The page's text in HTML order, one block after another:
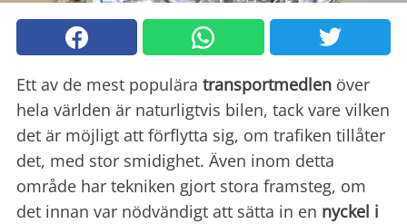
Ett av de mest populära transportmedlen över
hela världen är naturligtvis bilen, tack vare vilken
det är möjligt att förflytta sig, om trafiken tillåter
det, med stor smidighet. Även inom detta
område har tekniken gjort stora framsteg, om
det innan var nödvändigt att sätta in en nyckel i